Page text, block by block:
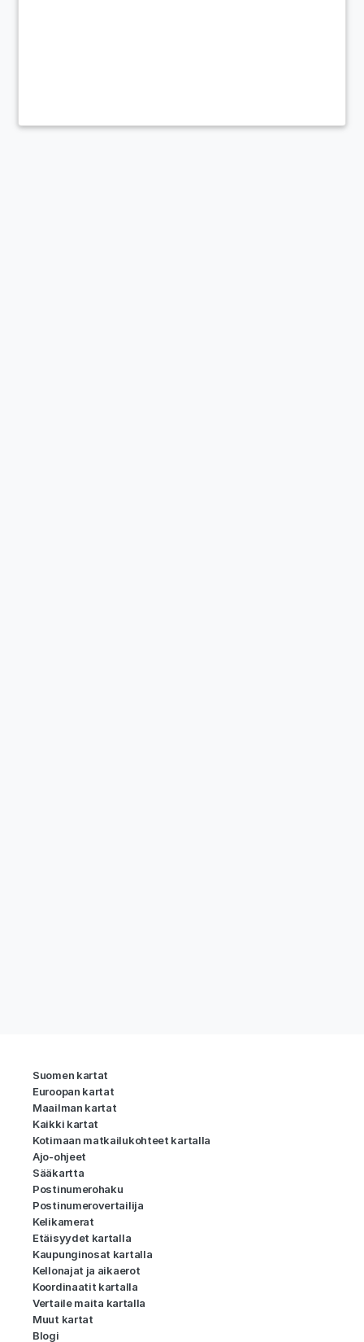
Suomen kartat
Euroopan kartat
Maailman kartat
Kaikki kartat
Kotimaan matkailukohteet kartalla
Ajo-ohjeet
Sääkartta
Postinumerohaku
Postinumerovertailija
Kelikamerat
Etäisyydet kartalla
Kaupunginosat kartalla
Kellonajat ja aikaerot
Koordinaatit kartalla
Vertaile maita kartalla
Muut kartat
Blogi